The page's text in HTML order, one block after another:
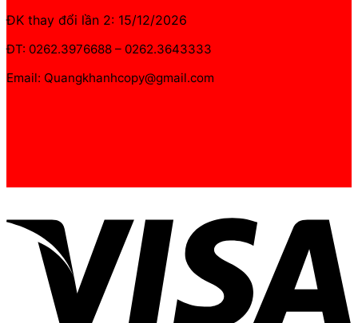
ĐK thay đổi lần 2: 15/12/2026
ĐT: 0262.3976688 – 0262.3643333
Email: Quangkhanhcopy@gmail.com